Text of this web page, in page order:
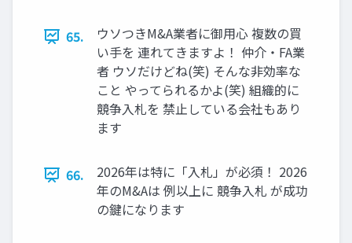
65.
ウソつきM&A業者に御用心 複数の買
い手を 連れてきますよ！ 仲介・FA業
者 ウソだけどね(笑) そんな非効率な
こと やってられるかよ(笑) 組織的に
競争入札を 禁止している会社もあり
ます
66.
2026年は特に「入札」が必須！ 2026
年のM&Aは 例以上に 競争入札 が成功
の鍵になります